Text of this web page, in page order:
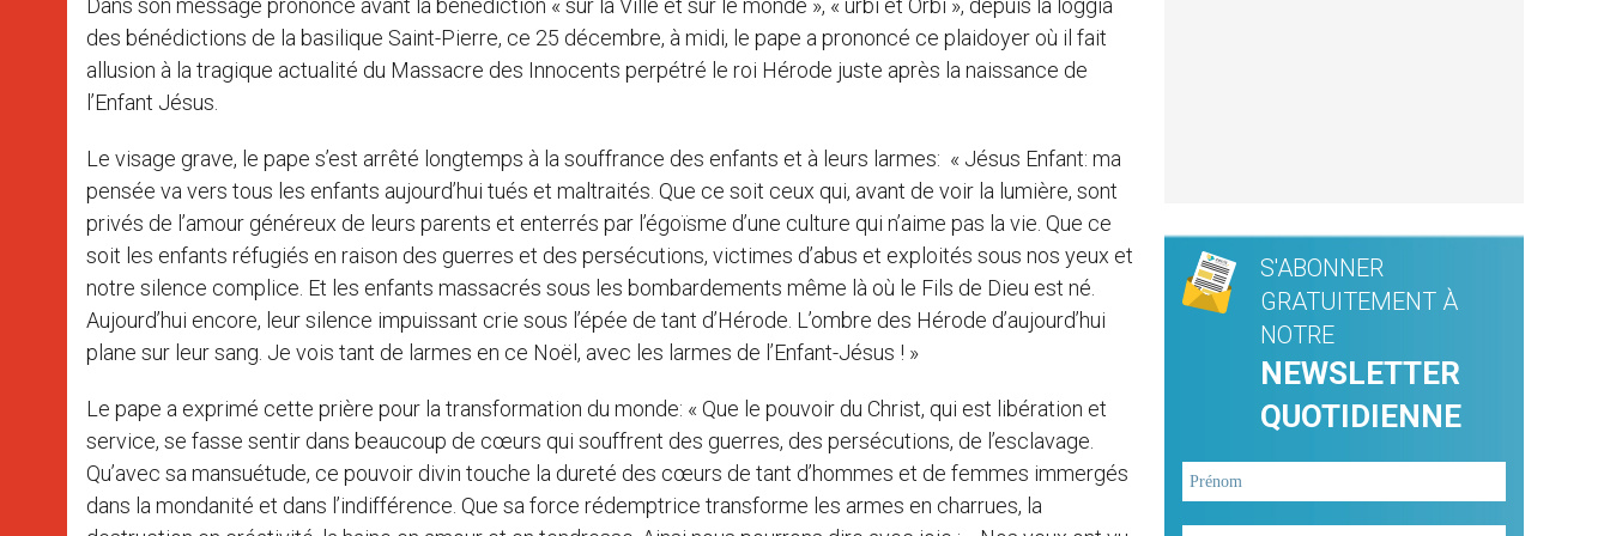
Dans son message prononcé avant la bénédiction « sur la Ville et sur le monde », « urbi et Orbi », depuis la loggia
des bénédictions de la basilique Saint-Pierre, ce 25 décembre, à midi, le pape a prononcé ce plaidoyer où il fait
allusion à la tragique actualité du Massacre des Innocents perpétré le roi Hérode juste après la naissance de
l’Enfant Jésus.
Le visage grave, le pape s’est arrêté longtemps à la souffrance des enfants et à leurs larmes: « Jésus Enfant: ma
pensée va vers tous les enfants aujourd’hui tués et maltraités. Que ce soit ceux qui, avant de voir la lumière, sont
privés de l’amour généreux de leurs parents et enterrés par l’égoïsme d’une culture qui n’aime pas la vie. Que ce
soit les enfants réfugiés en raison des guerres et des persécutions, victimes d’abus et exploités sous nos yeux et
notre silence complice. Et les enfants massacrés sous les bombardements même là où le Fils de Dieu est né.
Aujourd’hui encore, leur silence impuissant crie sous l’épée de tant d’Hérode. L’ombre des Hérode d’aujourd’hui
plane sur leur sang. Je vois tant de larmes en ce Noël, avec les larmes de l’Enfant-Jésus ! »
Le pape a exprimé cette prière pour la transformation du monde: « Que le pouvoir du Christ, qui est libération et
service, se fasse sentir dans beaucoup de cœurs qui souffrent des guerres, des persécutions, de l’esclavage.
Qu’avec sa mansuétude, ce pouvoir divin touche la dureté des cœurs de tant d’hommes et de femmes immergés
dans la mondanité et dans l’indifférence. Que sa force rédemptrice transforme les armes en charrues, la
S'ABONNER
GRATUITEMENT À
NOTRE
NEWSLETTER
QUOTIDIENNE